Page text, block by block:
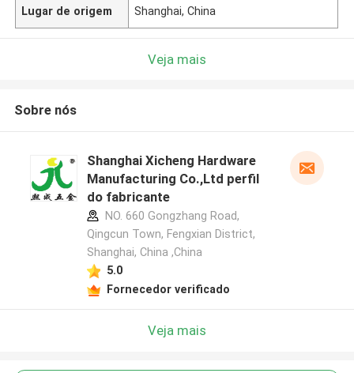
Lugar de origem Shanghai, China
Veja mais
Sobre nós
Shanghai Xicheng Hardware
Manufacturing Co.,Ltd perfil
do fabricante
NO. 660 Gongzhang Road,
Qingcun Town, Fengxian District,
Shanghai, China ,China
5.0
Fornecedor verificado
Veja mais